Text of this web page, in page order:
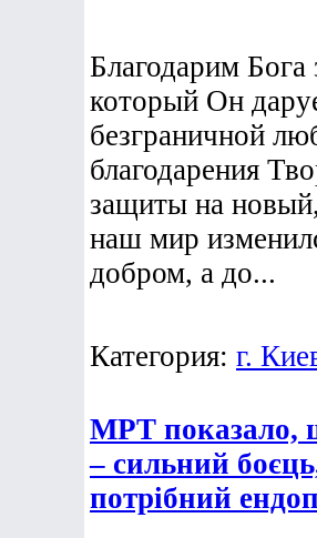
Благодарим
который Он
безграничной
благодарения
защиты на
наш мир
добром, а до...
Категория: г.
МРТ показало,
– сильний
потрібний